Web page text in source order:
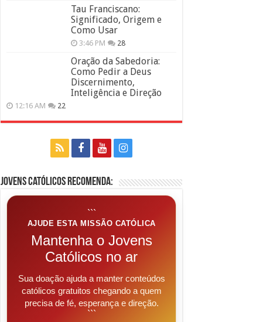
Tau Franciscano:
Significado, Origem e
Como Usar
3:46 PM 28
Oração da Sabedoria:
Como Pedir a Deus
Discernimento,
Inteligência e Direção
12:16 AM 22
Jovens Católicos Recomenda:
```
AJUDE ESTA MISSÃO CATÓLICA
Mantenha o Jovens
Católicos no ar
Sua doação ajuda a manter conteúdos
católicos gratuitos chegando a quem
precisa de fé, esperança e direção.
```